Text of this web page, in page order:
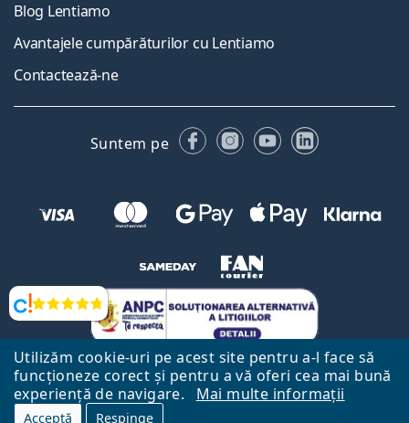
Utilizăm cookie-uri pe acest site pentru a-l face să
funcționeze corect și pentru a vă oferi cea mai bună
experiență de navigare.
Mai multe informații
Acceptă Respinge
Opinii
Blog Lentiamo
Avantajele cumpărăturilor cu Lentiamo
Contactează-ne
Suntem pe FacebookInstagram
YouTubeLinkedIn